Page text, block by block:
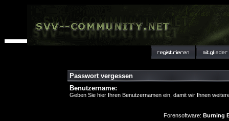
Passwort vergessen
Benutzername:
Geben Sie hier Ihren Benutzernamen ein, damit wir Ihnen
Forensoftware: Burning